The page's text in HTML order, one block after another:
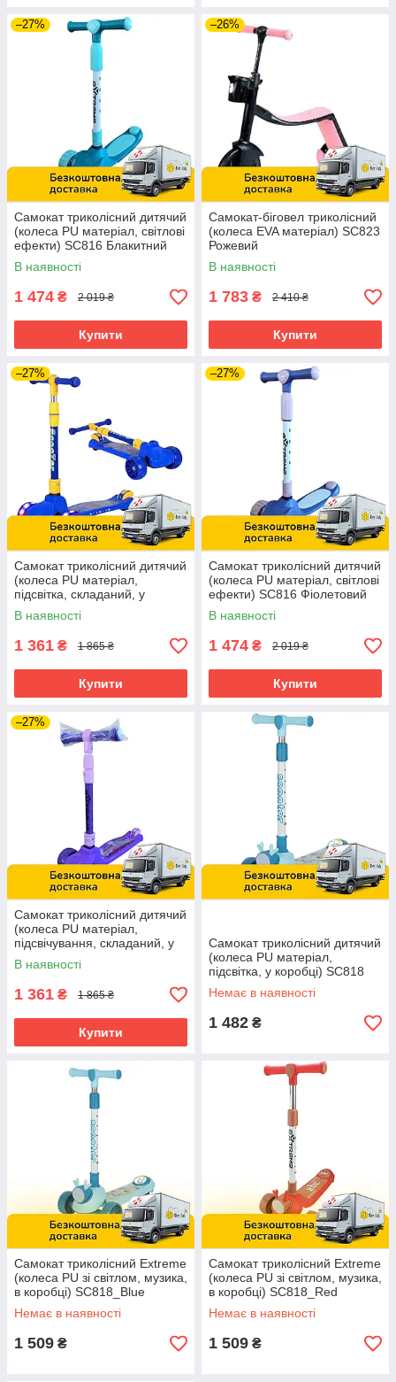
–27%
Самокат триколісний дитячий
(колеса PU матеріал, світлові
ефекти) SC816 Блакитний
В наявності
1 474 ₴ 2 019 ₴
Купити
–26%
Самокат-біговел триколісний
(колеса EVA матеріал) SC823
Рожевий
В наявності
1 783 ₴ 2 410 ₴
Купити
–27%
Самокат триколісний дитячий
(колеса PU матеріал,
підсвітка, складаний, у
коробці) SC814 Синій
В наявності
1 361 ₴ 1 865 ₴
Купити
–27%
Самокат триколісний дитячий
(колеса PU матеріал, світлові
ефекти) SC816 Фіолетовий
В наявності
1 474 ₴ 2 019 ₴
Купити
–27%
Самокат триколісний дитячий
(колеса PU матеріал,
підсвічування, складаний, у
коробці) SC814 Фіолетовий
В наявності
1 361 ₴ 1 865 ₴
Купити
Самокат триколісний дитячий
(колеса PU матеріал,
підсвітка, у коробці) SC818
Блакитний
Немає в наявності
1 482 ₴
Самокат триколісний Extreme
(колеса PU зі світлом, музика,
в коробці) SC818_Blue
Блакитний
Немає в наявності
1 509 ₴
Самокат триколісний Extreme
(колеса PU зі світлом, музика,
в коробці) SC818_Red
Червоний
Немає в наявності
1 509 ₴